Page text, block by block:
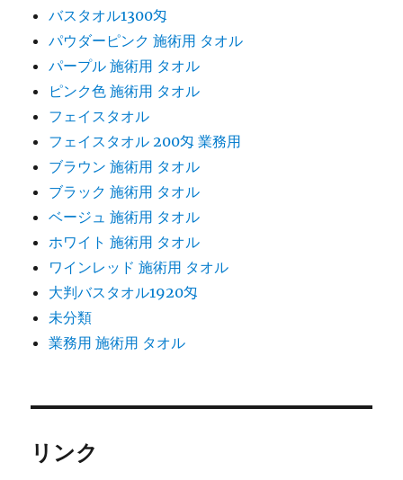
バスタオル1300匁
パウダーピンク 施術用 タオル
パープル 施術用 タオル
ピンク色 施術用 タオル
フェイスタオル
フェイスタオル 200匁 業務用
ブラウン 施術用 タオル
ブラック 施術用 タオル
ベージュ 施術用 タオル
ホワイト 施術用 タオル
ワインレッド 施術用 タオル
大判バスタオル1920匁
未分類
業務用 施術用 タオル
リンク